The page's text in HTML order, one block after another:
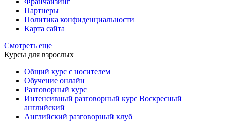
Партнеры
Политика конфиденциальности
Карта сайта
Смотреть еще
Курсы для взрослых
Общий курс с носителем
Обучение онлайн
Разговорный курс
Интенсивный разговорный курс Воскресный
английский
Английский разговорный клуб